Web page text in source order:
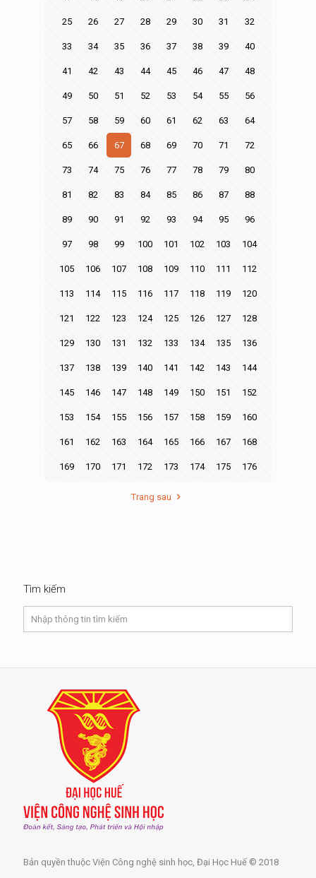
25 26 27 28 29 30 31 32
33 34 35 36 37 38 39 40
41 42 43 44 45 46 47 48
49 50 51 52 53 54 55 56
57 58 59 60 61 62 63 64
65 66 67 68 69 70 71 72
73 74 75 76 77 78 79 80
81 82 83 84 85 86 87 88
89 90 91 92 93 94 95 96
97 98 99 100 101 102 103 104
105 106 107 108 109 110 111 112
113 114 115 116 117 118 119 120
121 122 123 124 125 126 127 128
129 130 131 132 133 134 135 136
137 138 139 140 141 142 143 144
145 146 147 148 149 150 151 152
153 154 155 156 157 158 159 160
161 162 163 164 165 166 167 168
169 170 171 172 173 174 175 176
Trang sau
Tìm kiếm
Bản quyền thuộc Viện Công nghệ sinh học, Đại Học Huế © 2018